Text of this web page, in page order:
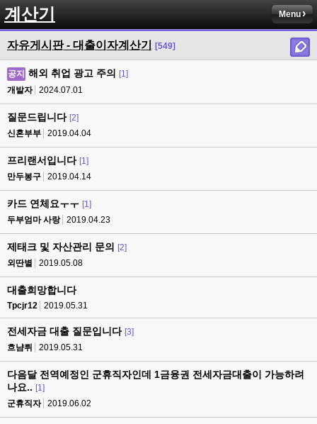
계산기 Menu
자유게시판 - 대출이자계산기 [549]
공지 해외 취업 광고 주의
[1]
개발자
2024.07.01
질문드립니다 [2]
신혼부부
2019.04.04
프리랜서입니다 [1]
만두봉구
2019.04.14
카드 연체요ㅜㅜ [1]
두부엄마 사랑
2019.04.23
제태크 및 자산관리 문의
[2]
외딴별
2019.05.08
대출희망합니다
Tpcjr12 2019.05.31
전세자금 대출 질문입니다 [3]
흐냠뤼
2019.05.31
다음달 전역예정인 군휴직자인데 1금융권 전세자금대출이 가능하려
나요.. [1]
군휴직자
2019.06.02